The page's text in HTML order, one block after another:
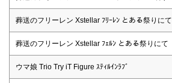
葬送のフリーレン Xstellar ﾌﾘｰﾚﾝ とある祭りにて
葬送のフリーレン Xstellar ﾌｪﾙﾝ とある祭りにて
ウマ娘 Trio Try iT Figure ｽﾃｨﾙｲﾝﾗﾌﾞ